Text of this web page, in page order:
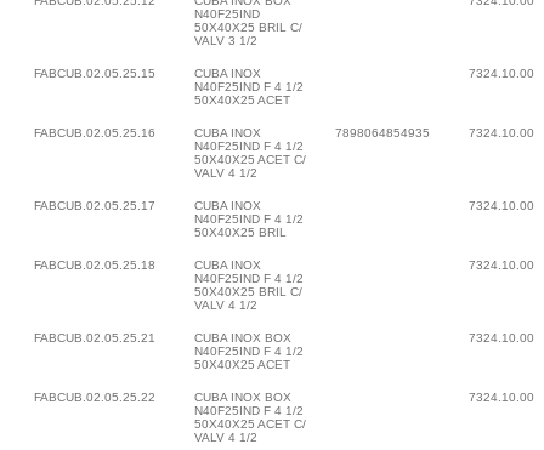
N40F25IND
50X40X25 BRIL C/
VALV 3 1/2
FABCUB.02.05.25.15
CUBA INOX
N40F25IND F 4 1/2
50X40X25 ACET
7324.10.00
FABCUB.02.05.25.16
CUBA INOX
N40F25IND F 4 1/2
50X40X25 ACET C/
VALV 4 1/2
7898064854935 7324.10.00
FABCUB.02.05.25.17
CUBA INOX
N40F25IND F 4 1/2
50X40X25 BRIL
7324.10.00
FABCUB.02.05.25.18
CUBA INOX
N40F25IND F 4 1/2
50X40X25 BRIL C/
VALV 4 1/2
7324.10.00
FABCUB.02.05.25.21
CUBA INOX BOX
N40F25IND F 4 1/2
50X40X25 ACET
7324.10.00
FABCUB.02.05.25.22
CUBA INOX BOX
N40F25IND F 4 1/2
50X40X25 ACET C/
VALV 4 1/2
7324.10.00